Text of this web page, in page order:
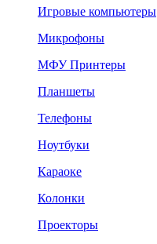
Игровые компьютеры
Микрофоны
МФУ Принтеры
Планшеты
Телефоны
Ноутбуки
Караоке
Колонки
Проекторы